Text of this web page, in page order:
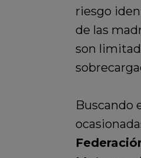
riesgo
de las
son
Buscando